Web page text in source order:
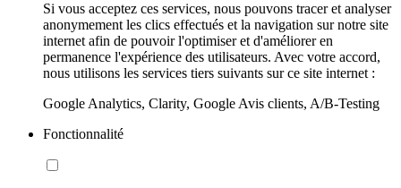
Si vous acceptez ces services, nous pouvons tracer et analyser
anonymement les clics effectués et la navigation sur notre site
internet afin de pouvoir l'optimiser et d'améliorer en
permanence l'expérience des utilisateurs. Avec votre accord,
nous utilisons les services tiers suivants sur ce site internet :
Google Analytics, Clarity, Google Avis clients, A/B-Testing
Fonctionnalité